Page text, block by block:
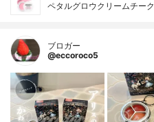
ペタルグロウクリームチーク
ブロガー
@eccoroco5